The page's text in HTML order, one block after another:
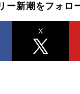
ー新潮をフォロ
X